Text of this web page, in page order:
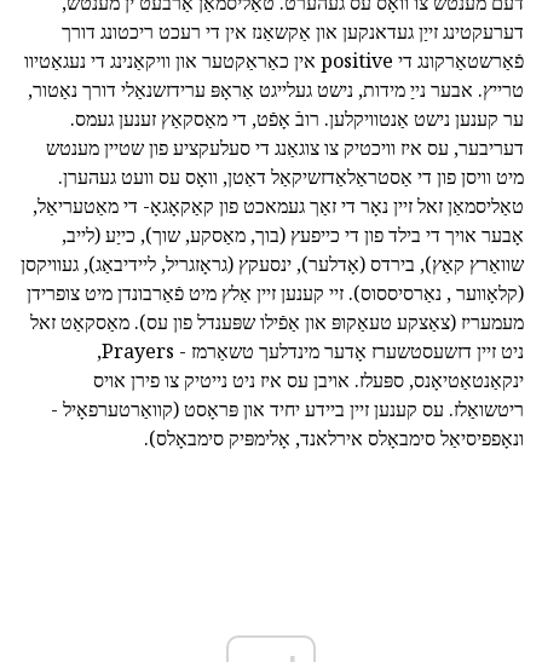
דערעקטינג זייַן געדאנקען און אַקשאַנז אין די רעכט ריכטונג דורך
פֿאַרשטאַרקונג די positive אין כאַראַקטער און וויקאַנינג די נעגאַטיוו
טרייץ. אבער נייַ מידות, נישט געלייגט אַראָפּ ערידזשנאַלי דורך נאַטור,
ער קענען נישט אַנטוויקלען. רובֿ אָפֿט, די מאַסקאַץ זענען געמס.
דעריבער, עס איז וויכטיק צו צוגאַנג די סעלעקציע פון שטיין מענטש
מיט וויסן פון די אַסטראַלאַדזשיקאַל דאַטן, וואָס עס וועט געהערן.
טאַליסמאַן זאל זיין נאָר די זאַך געמאכט פון קאַקאָגאָ- די מאַטעריאַל,
אָבער אויך די בילד פון די כייפעץ (בוך, מאַסקע, שוך), כייַע (לייב,
שוואַרץ קאַץ), בירדס (אָדלער), ינסעקץ (גראָזגריל, ליידיבאַג), געוויקסן
(קלאָווער , נאַרסיססוס). זיי קענען זיין אַלץ מיט פֿאַרבונדן מיט צופרידן
מעמעריז (צאַצקע טעאַקופּ און אַפֿילו שפּענדל פון עס). מאַסקאַט זאל
ניט זיין דזשעסטשערז אָדער מינדלעך טשאַרמז - Prayers,
ינקאַנטאַטיאָנס, ספּעלז. אויבן עס איז ניט נייטיק צו פירן אויס
ריטשואַלז. עס קענען זיין ביידע יחיד און פּראָסט (קוואַרטערפאָיל -
ונאָפפיסיאַל סימבאָלס אירלאנד, אָלימפּיק סימבאָלס).